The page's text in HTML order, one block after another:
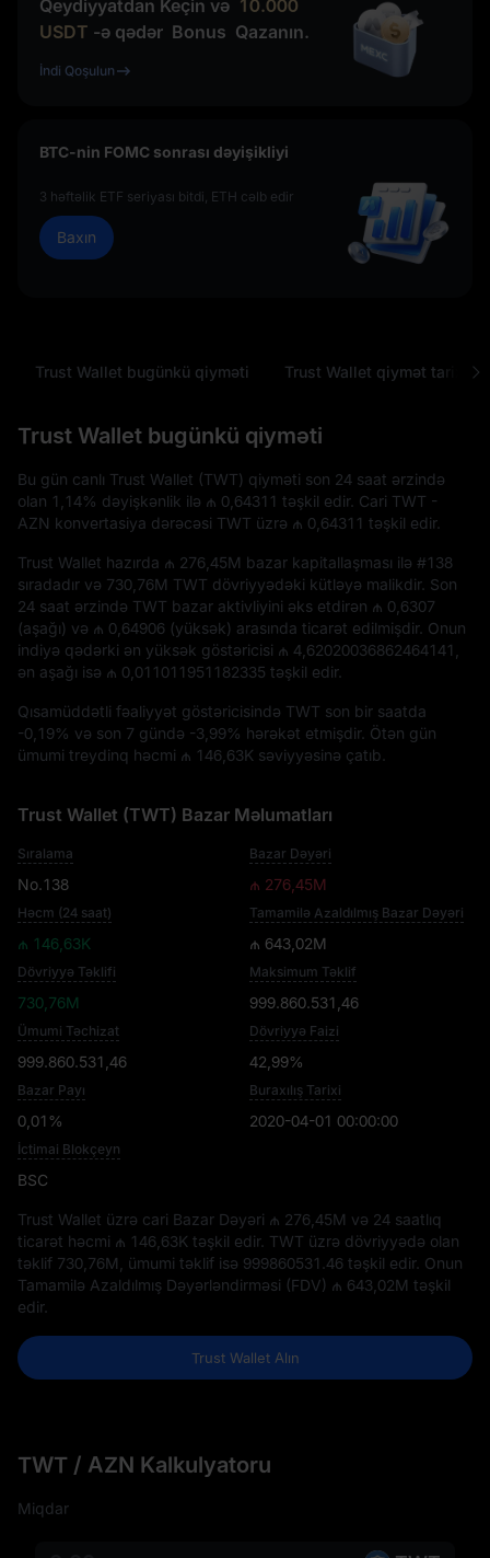
Qeydiyyatdan Keçin və 10.000
USDT -ə qədər Bonus Qazanın.
İndi Qoşulun
BTC-nin FOMC sonrası dəyişikliyi
3 həftəlik ETF seriyası bitdi, ETH cəlb edir
Baxın
Trust Wallet bugünkü qiyməti Trust Wallet qiymət
Trust Wallet bugünkü qiyməti
Bu gün canlı Trust Wallet (TWT) qiyməti son 24 saat ərzində
olan 1,14% dəyişkənlik ilə ₼ 0,64311 təşkil edir. Cari TWT -
AZN konvertasiya dərəcəsi TWT üzrə ₼ 0,64311 təşkil edir.
Trust Wallet hazırda ₼ 276,45M bazar kapitallaşması ilə #138
sıradadır və 730,76M TWT dövriyyədəki kütləyə malikdir. Son
24 saat ərzində TWT bazar aktivliyini əks etdirən ₼ 0,6307
(aşağı) və ₼ 0,64906 (yüksək) arasında ticarət edilmişdir. Onun
indiyə qədərki ən yüksək göstəricisi ₼ 4,62020036862464141
ən aşağı isə ₼ 0,011011951182335 təşkil edir.
Qısamüddətli fəaliyyət göstəricisində TWT son bir saatda
-0,19% və son 7 gündə -3,99% hərəkət etmişdir. Ötən gün
ümumi treydinq həcmi ₼ 146,63K səviyyəsinə çatıb.
Trust Wallet (TWT) Bazar Məlumatları
Sıralama
No.138
Bazar Dəyəri
₼ 276,45M
Həcm (24 saat)
₼ 146,63K
Tamamilə Azaldılmış Bazar Dəyəri
₼ 643,02M
Dövriyyə Təklifi
730,76M
Maksimum Təklif
999.860.531,46
Ümumi Təchizat
999.860.531,46
Dövriyyə Faizi
42,99%
Bazar Payı
0,01%
Buraxılış Tarixi
2020-04-01 00:00:00
İctimai Blokçeyn
BSC
Trust Wallet üzrə cari Bazar Dəyəri ₼ 276,45M və 24 saatlıq
ticarət həcmi ₼ 146,63K təşkil edir. TWT üzrə dövriyyədə olan
təklif 730,76M , ümumi təklif isə 999860531.46 təşkil edir. Onun
Tamamilə Azaldılmış Dəyərləndirməsi (FDV) ₼ 643,02M təşkil
edir.
Trust Wallet Alın
TWT / AZN Kalkulyatoru
Miqdar